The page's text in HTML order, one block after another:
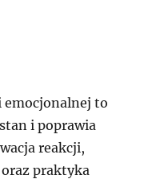
emocjonalnej to
i poprawia
reakcji,
praktyka